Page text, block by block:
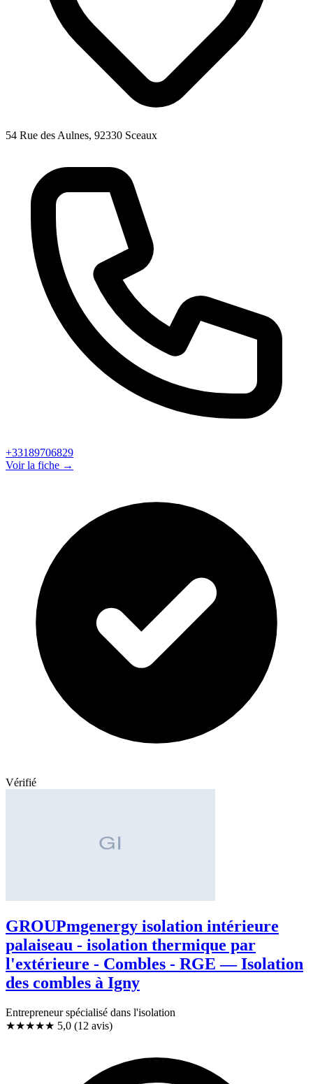
54 Rue des Aulnes, 92330 Sceaux
+33189706829
Voir la fiche →
Vérifié
GROUPmgenergy isolation intérieure
palaiseau - isolation thermique par
l'extérieure - Combles - RGE — Isolation
des combles à Igny
Entrepreneur spécialisé dans l'isolation
★★★★★ 5,0 (12 avis)